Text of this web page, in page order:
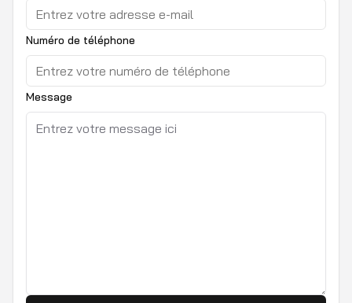
Numéro de téléphone
Message